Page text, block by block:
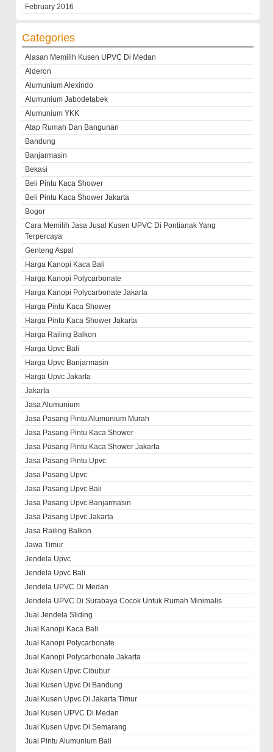
February 2016
Categories
Alasan Memilih Kusen UPVC Di Medan
Alderon
Alumunium Alexindo
Alumunium Jabodetabek
Alumunium YKK
Atap Rumah Dan Bangunan
Bandung
Banjarmasin
Bekasi
Beli Pintu Kaca Shower
Beli Pintu Kaca Shower Jakarta
Bogor
Cara Memilih Jasa Jusal Kusen UPVC Di Pontianak Yang
Terpercaya
Genteng Aspal
Harga Kanopi Kaca Bali
Harga Kanopi Polycarbonate
Harga Kanopi Polycarbonate Jakarta
Harga Pintu Kaca Shower
Harga Pintu Kaca Shower Jakarta
Harga Railing Balkon
Harga Upvc Bali
Harga Upvc Banjarmasin
Harga Upvc Jakarta
Jakarta
Jasa Alumunium
Jasa Pasang Pintu Alumunium Murah
Jasa Pasang Pintu Kaca Shower
Jasa Pasang Pintu Kaca Shower Jakarta
Jasa Pasang Pintu Upvc
Jasa Pasang Upvc
Jasa Pasang Upvc Bali
Jasa Pasang Upvc Banjarmasin
Jasa Pasang Upvc Jakarta
Jasa Railing Balkon
Jawa Timur
Jendela Upvc
Jendela Upvc Bali
Jendela UPVC Di Medan
Jendela UPVC Di Surabaya Cocok Untuk Rumah Minimalis
Jual Jendela Sliding
Jual Kanopi Kaca Bali
Jual Kanopi Polycarbonate
Jual Kanopi Polycarbonate Jakarta
Jual Kusen Upvc Cibubur
Jual Kusen Upvc Di Bandung
Jual Kusen Upvc Di Jakarta Timur
Jual Kusen UPVC Di Medan
Jual Kusen Upvc Di Semarang
Jual Pintu Alumunium Bali